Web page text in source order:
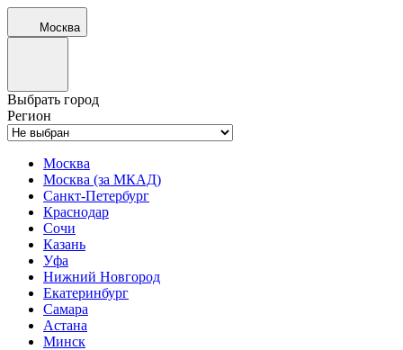
Москва
Выбрать город
Регион
Москва
Москва (за МКАД)
Санкт-Петербург
Краснодар
Сочи
Казань
Уфа
Нижний Новгород
Екатеринбург
Самара
Астана
Минск